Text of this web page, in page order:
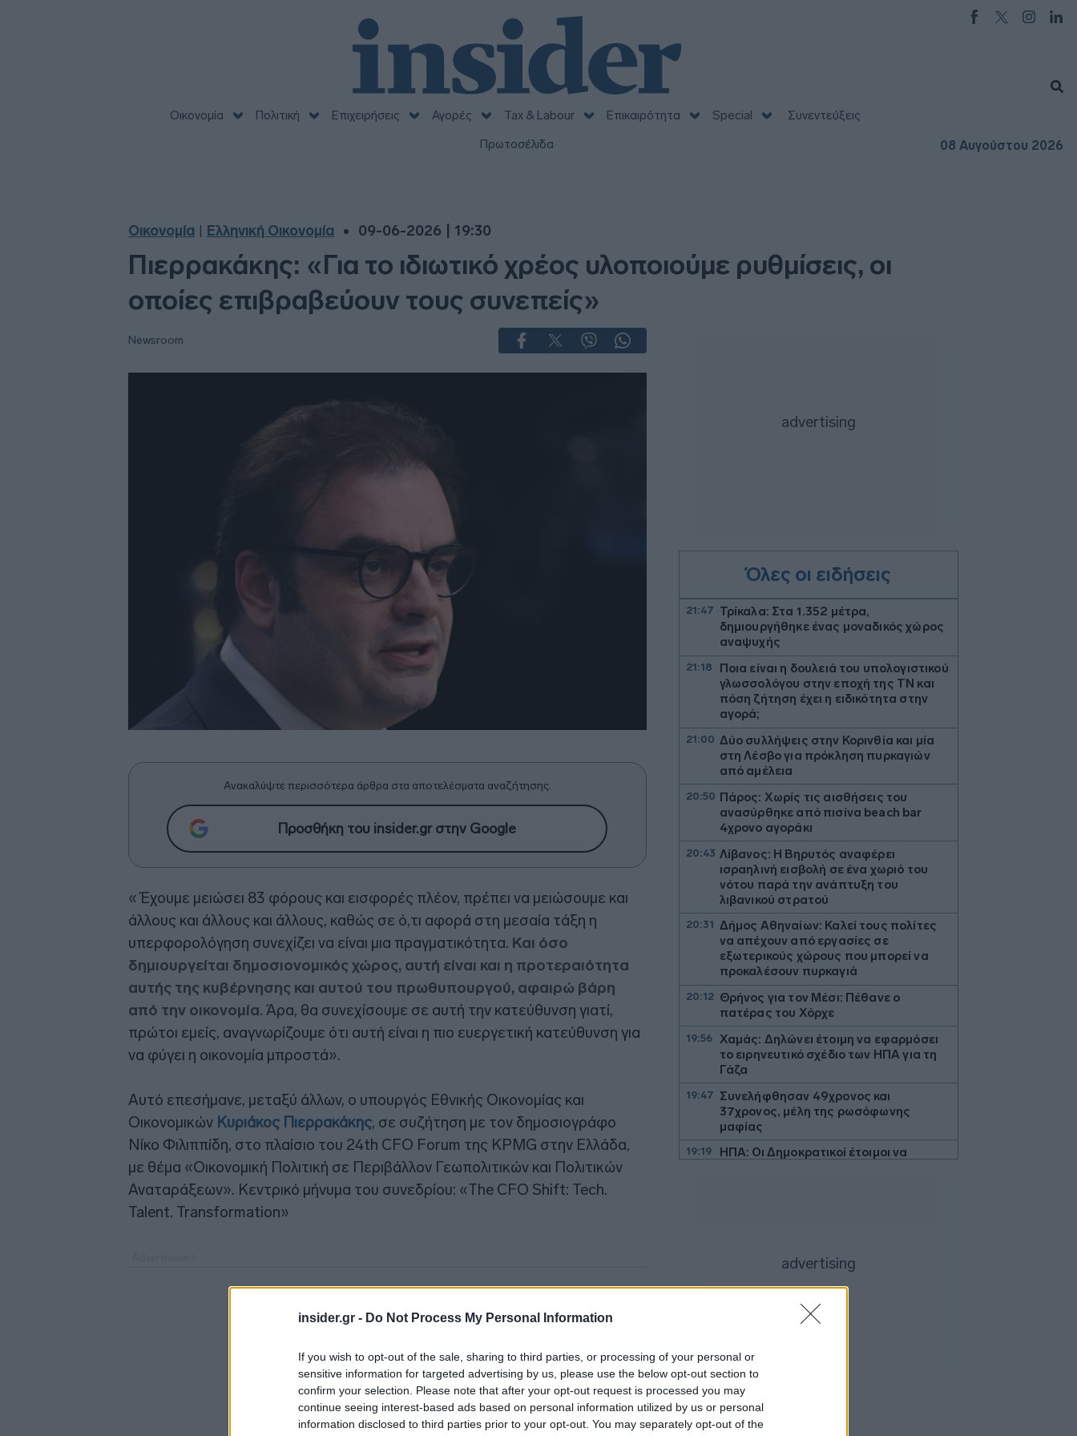
insider.gr - Do Not Process My Personal Information
If you wish to opt-out of the sale, sharing to third parties, or processing of your personal or
sensitive information for targeted advertising by us, please use the below opt-out section to
confirm your selection. Please note that after your opt-out request is processed you may
continue seeing interest-based ads based on personal information utilized by us or personal
information disclosed to third parties prior to your opt-out. You may separately opt-out of the
Οικονομία Πολιτική Επιχειρήσεις Αγορές Tax & Labour Επικαιρότητα Special
Συνεντεύξεις
Πρωτοσέλιδα
08 Αυγούστου 2026
Οικονομία Ελληνική Οικονομία 09-06-2026 | 19:30
Πιερρακάκης: «Για το ιδιωτικό χρέος υλοποιούμε ρυθμίσεις, οι
οποίες επιβραβεύουν τους συνεπείς»
Newsroom
Ανακαλύψτε περισσότερα άρθρα στα αποτελέσματα αναζήτησης.
Προσθήκη του insider.gr στην Google
« Έχουμε μειώσει 83 φόρους και εισφορές πλέον, πρέπει να μειώσουμε και
άλλους και άλλους και άλλους, καθώς σε ό,τι αφορά στη μεσαία τάξη η
υπερφορολόγηση συνεχίζει να είναι μια πραγματικότητα. Και όσο
δημιουργείται δημοσιονομικός χώρος, αυτή είναι και η προτεραιότητα
αυτής της κυβέρνησης και αυτού του πρωθυπουργού, αφαιρώ βάρη
από την οικονομία. Άρα, θα συνεχίσουμε σε αυτή την κατεύθυνση γιατί,
πρώτοι εμείς, αναγνωρίζουμε ότι αυτή είναι η πιο ευεργετική κατεύθυνση για
να φύγει η οικονομία μπροστά».
Αυτό επεσήμανε, μεταξύ άλλων, ο υπουργός Εθνικής Οικονομίας και
Οικονομικών Κυριάκος Πιερρακάκης, σε συζήτηση με τον δημοσιογράφο
Νίκο Φιλιππίδη, στο πλαίσιο του 24th CFO Forum της KPMG στην Ελλάδα,
με θέμα «Οικονομική Πολιτική σε Περιβάλλον Γεωπολιτικών και Πολιτικών
Αναταράξεων». Κεντρικό μήνυμα του συνεδρίου: «The CFO Shift: Tech.
Talent. Transformation»
Όλες οι ειδήσεις
21:47 Τρίκαλα: Στα 1.352 μέτρα,
δημιουργήθηκε ένας μοναδικός χώρος
αναψυχής
21:18
Ποια είναι η δουλειά του υπολογιστικού
γλωσσολόγου στην εποχή της ΤΝ και
πόση ζήτηση έχει η ειδικότητα στην
αγορά;
21:00 Δύο συλλήψεις στην Κορινθία και μία
στη Λέσβο για πρόκληση πυρκαγιών
από αμέλεια
20:50 Πάρος: Χωρίς τις αισθήσεις του
ανασύρθηκε από πισίνα beach bar
4χρονο αγοράκι
20:43 Λίβανος: Η Βηρυτός αναφέρει
ισραηλινή εισβολή σε ένα χωριό του
νότου παρά την ανάπτυξη του
λιβανικού στρατού
20:31 Δήμος Αθηναίων: Καλεί τους πολίτες
να απέχουν από εργασίες σε
εξωτερικούς χώρους που μπορεί να
προκαλέσουν πυρκαγιά
20:12 Θρήνος για τον Μέσι: Πέθανε ο
πατέρας του Χόρχε
19:56
Χαμάς: Δηλώνει έτοιμη να εφαρμόσει
το ειρηνευτικό σχέδιο των ΗΠΑ για τη
Γάζα
19:47 Συνελήφθησαν 49χρονος και
37χρονος, μέλη της ρωσόφωνης
μαφίας
19:19
ΗΠΑ: Οι Δημοκρατικοί έτοιμοι να
ΕΛΑΣ: Συνελήφθησαν 3 άτομα για
Λιβύη: Περιορίστηκε η διαρροή στον
18:12 Θεσσαλονίκη:Σε ύφεση η πυρκαγιά
στη Σίνδο
18:00 ΕΛΓΕΚΑ: Προληπτική ανάκληση
προϊόντος μαρμελάδας